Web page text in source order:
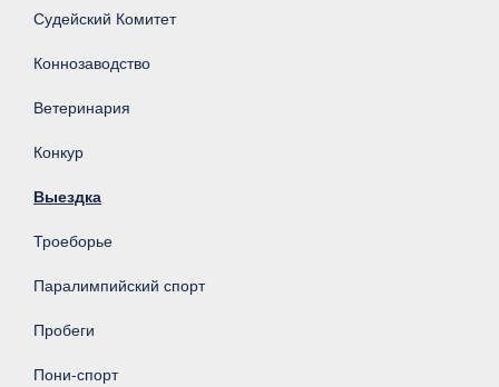
Судейский Комитет
Коннозаводство
Ветеринария
Конкур
Выездка
Троеборье
Паралимпийский спорт
Пробеги
Пони-спорт